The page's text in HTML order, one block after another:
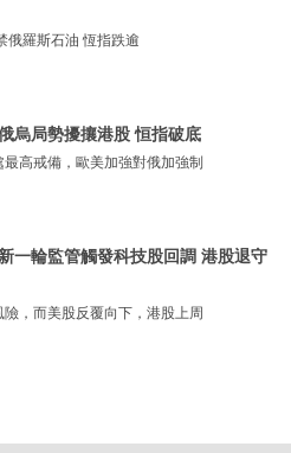
俄羅斯石油 恆指跌逾
烏局勢擾攘港股 恒指破底
高戒備，歐美加強對俄加強制
一輪監管觸發科技股回調 港股退守
，而美股反覆向下，港股上周